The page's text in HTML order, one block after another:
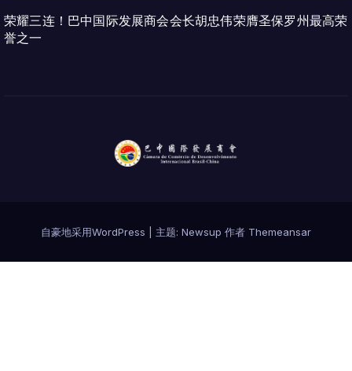
荣耀三连！巴中国际发展商会会长胡忠伟荣膺圣保罗州最高荣
誉之一
自豪地采用WordPress 主题: Newsup 作者 Themeansar